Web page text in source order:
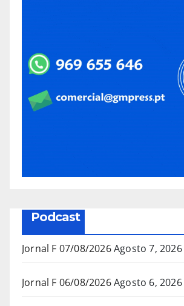
Podcast
Jornal F 07/08/2026Agosto 7, 2026
Jornal F 06/08/2026Agosto 6, 2026